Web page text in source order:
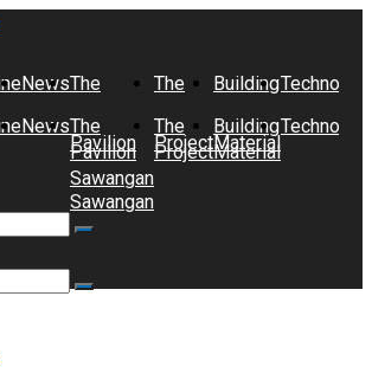
NewsThe
Pavilion
Sawangan
The
Project
Building
Material
NewsThe
Pavilion
Sawangan
The
Project
Building
Material